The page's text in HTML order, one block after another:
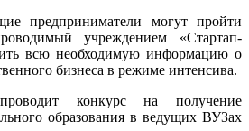
предприниматели могут пройти
учреждением «Стартап-
всю необходимую информацию о
бизнеса в режиме интенсива.
конкурс на получение
образования в ведущих ВУЗах